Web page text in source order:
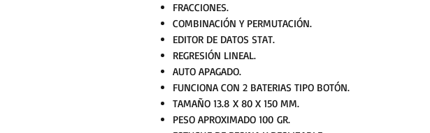
FRACCIONES.
COMBINACIÓN Y PERMUTACIÓN.
EDITOR DE DATOS STAT.
REGRESIÓN LINEAL.
AUTO APAGADO.
FUNCIONA CON 2 BATERIAS TIPO BOTÓN.
TAMAÑO 13.8 X 80 X 150 MM.
PESO APROXIMADO 100 GR.